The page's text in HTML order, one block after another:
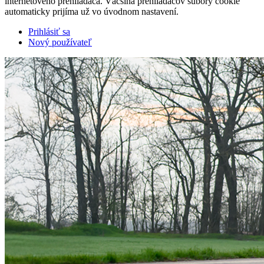
automaticky prijíma už vo úvodnom nastavení.
Prihlásiť sa
Nový používateľ